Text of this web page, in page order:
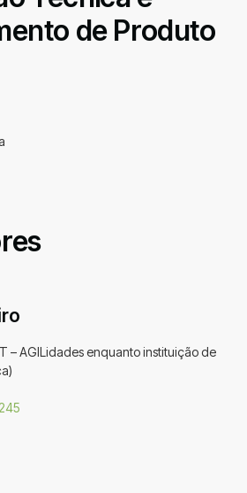
de Produto
– AGILidades enquanto instituição de